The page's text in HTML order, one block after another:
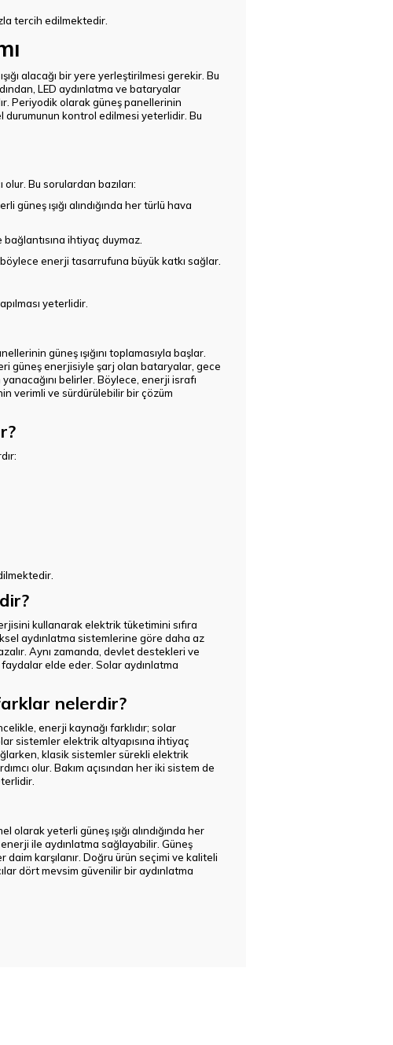
tercih edilmektedir.
alacağı bir yere yerleştirilmesi gerekir. Bu
LED aydınlatma ve bataryalar
Periyodik olarak güneş panellerinin
durumunun kontrol edilmesi yeterlidir. Bu
Bu sorulardan bazıları:
güneş ışığı alındığında her türlü hava
ihtiyaç duymaz.
enerji tasarrufuna büyük katkı sağlar.
yeterlidir.
güneş ışığını toplamasıyla başlar.
güneş enerjisiyle şarj olan bataryalar, gece
belirler. Böylece, enerji israfı
verimli ve sürdürülebilir bir çözüm
kullanarak elektrik tüketimini sıfıra
aydınlatma sistemlerine göre daha az
Aynı zamanda, devlet destekleri ve
elde eder. Solar aydınlatma
nelerdir?
enerji kaynağı farklıdır; solar
sistemler elektrik altyapısına ihtiyaç
klasik sistemler sürekli elektrik
olur. Bakım açısından her iki sistem de
yeterli güneş ışığı alındığında her
enerji ile aydınlatma sağlayabilir. Güneş
karşılanır. Doğru ürün seçimi ve kaliteli
dört mevsim güvenilir bir aydınlatma